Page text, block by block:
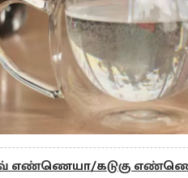
எண்ணெயா/கடுகு